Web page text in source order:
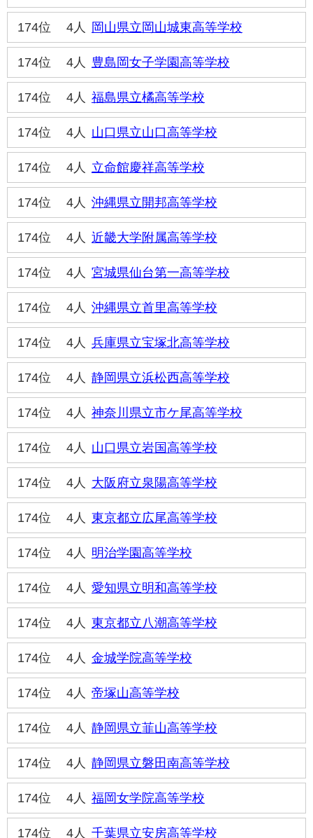
174位 4人 岡山県立岡山城東高等学校
174位 4人 豊島岡女子学園高等学校
174位 4人 福島県立橘高等学校
174位 4人 山口県立山口高等学校
174位 4人 立命館慶祥高等学校
174位 4人 沖縄県立開邦高等学校
174位 4人 近畿大学附属高等学校
174位 4人 宮城県仙台第一高等学校
174位 4人 沖縄県立首里高等学校
174位 4人 兵庫県立宝塚北高等学校
174位 4人 静岡県立浜松西高等学校
174位 4人 神奈川県立市ケ尾高等学校
174位 4人 山口県立岩国高等学校
174位 4人 大阪府立泉陽高等学校
174位 4人 東京都立広尾高等学校
174位 4人 明治学園高等学校
174位 4人 愛知県立明和高等学校
174位 4人 東京都立八潮高等学校
174位 4人 金城学院高等学校
174位 4人 帝塚山高等学校
174位 4人 静岡県立韮山高等学校
174位 4人 静岡県立磐田南高等学校
174位 4人 福岡女学院高等学校
174位 4人 千葉県立安房高等学校